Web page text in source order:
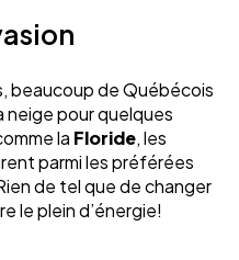
beaucoup de Québécois
neige pour quelques
la Floride, les
parmi les préférées
de tel que de changer
le plein d’énergie!